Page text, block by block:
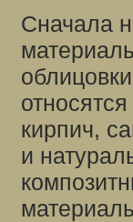
Сначала
кирпич,
и